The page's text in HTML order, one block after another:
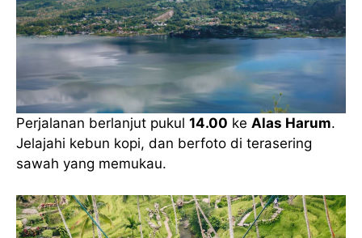
Perjalanan berlanjut pukul 14.00 ke Alas Harum.
Jelajahi kebun kopi, dan berfoto di terasering
sawah yang memukau.